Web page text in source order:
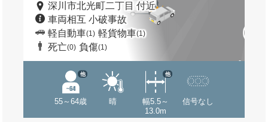
深川市北光町二丁目 付近
車両相互 小破事故
軽自動車(1) 軽貨物車(1)
死亡(0) 負傷(1)
55～64歳
他
晴
幅5.5～
13.0m
他
信号なし